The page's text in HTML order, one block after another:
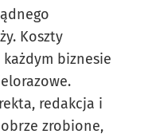
Koszty
biznesie
redakcja i
zrobione,